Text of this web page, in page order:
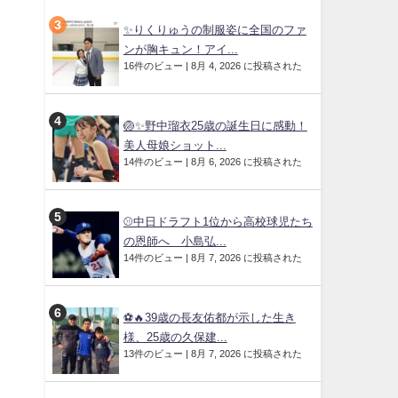
✨りくりゅうの制服姿に全国のファ
ンが胸キュン！アイ...
16件のビュー 8月 4, 2026 に投稿された
🏐✨野中瑠衣25歳の誕生日に感動！
美人母娘ショット...
14件のビュー 8月 6, 2026 に投稿された
⚾中日ドラフト1位から高校球児たち
の恩師へ 小島弘...
14件のビュー 8月 7, 2026 に投稿された
⚽🔥39歳の長友佑都が示した生き
様、25歳の久保建...
13件のビュー 8月 7, 2026 に投稿された